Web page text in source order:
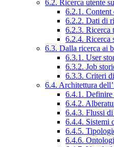
6.2. Ricerca utente
6.2.1. Content
6.2.2. Dati di
6.2.3. Ricerca
6.2.4. Ricerca
6.3. Dalla ricerca ai
6.3.1. User
6.3.2. Job
6.3.3. Criteri
6.4. Architettura
6.4.1. Definire
6.4.2.
6.4.3. Flussi
6.4.4. Sistemi
6.4.5.
6.4.6.